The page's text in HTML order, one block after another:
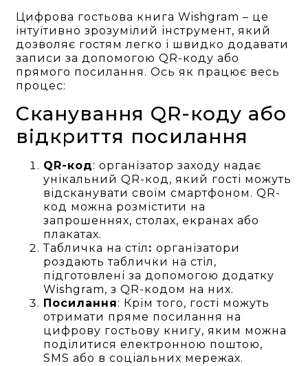
Цифрова гостьова книга Wishgram – це
інтуїтивно зрозумілий інструмент, який
дозволяє гостям легко і швидко додавати
записи за допомогою QR-коду або
прямого посилання. Ось як працює весь
процес:
Сканування QR-коду або
відкриття посилання
QR-код: організатор заходу надає
унікальний QR-код, який гості можуть
відсканувати своїм смартфоном. QR-
код можна розмістити на
запрошеннях, столах, екранах або
плакатах.
Табличка на стіл :організатори
роздають таблички на стіл,
підготовлені за допомогою додатку
Wishgram, з QR-кодом на них.
Посилання: Крім того, гості можуть
отримати пряме посилання на
цифрову гостьову книгу, яким можна
поділитися електронною поштою,
SMS або в соціальних мережах.